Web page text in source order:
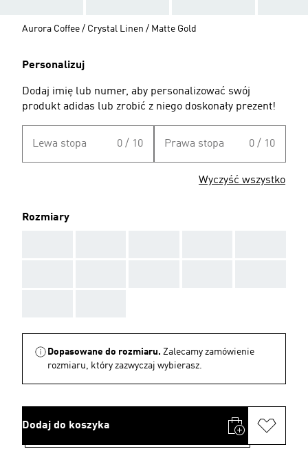
Aurora Coffee / Crystal Linen / Matte Gold
Personalizuj
Dodaj imię lub numer, aby personalizować swój
produkt adidas lub zrobić z niego doskonały prezent!
Lewa stopa 0 / 10 Prawa stopa 0 / 10
Wyczyść wszystko
Rozmiary
Dopasowane do rozmiaru. Zalecamy zamówienie
rozmiaru, który zazwyczaj wybierasz.
Dodaj do koszyka